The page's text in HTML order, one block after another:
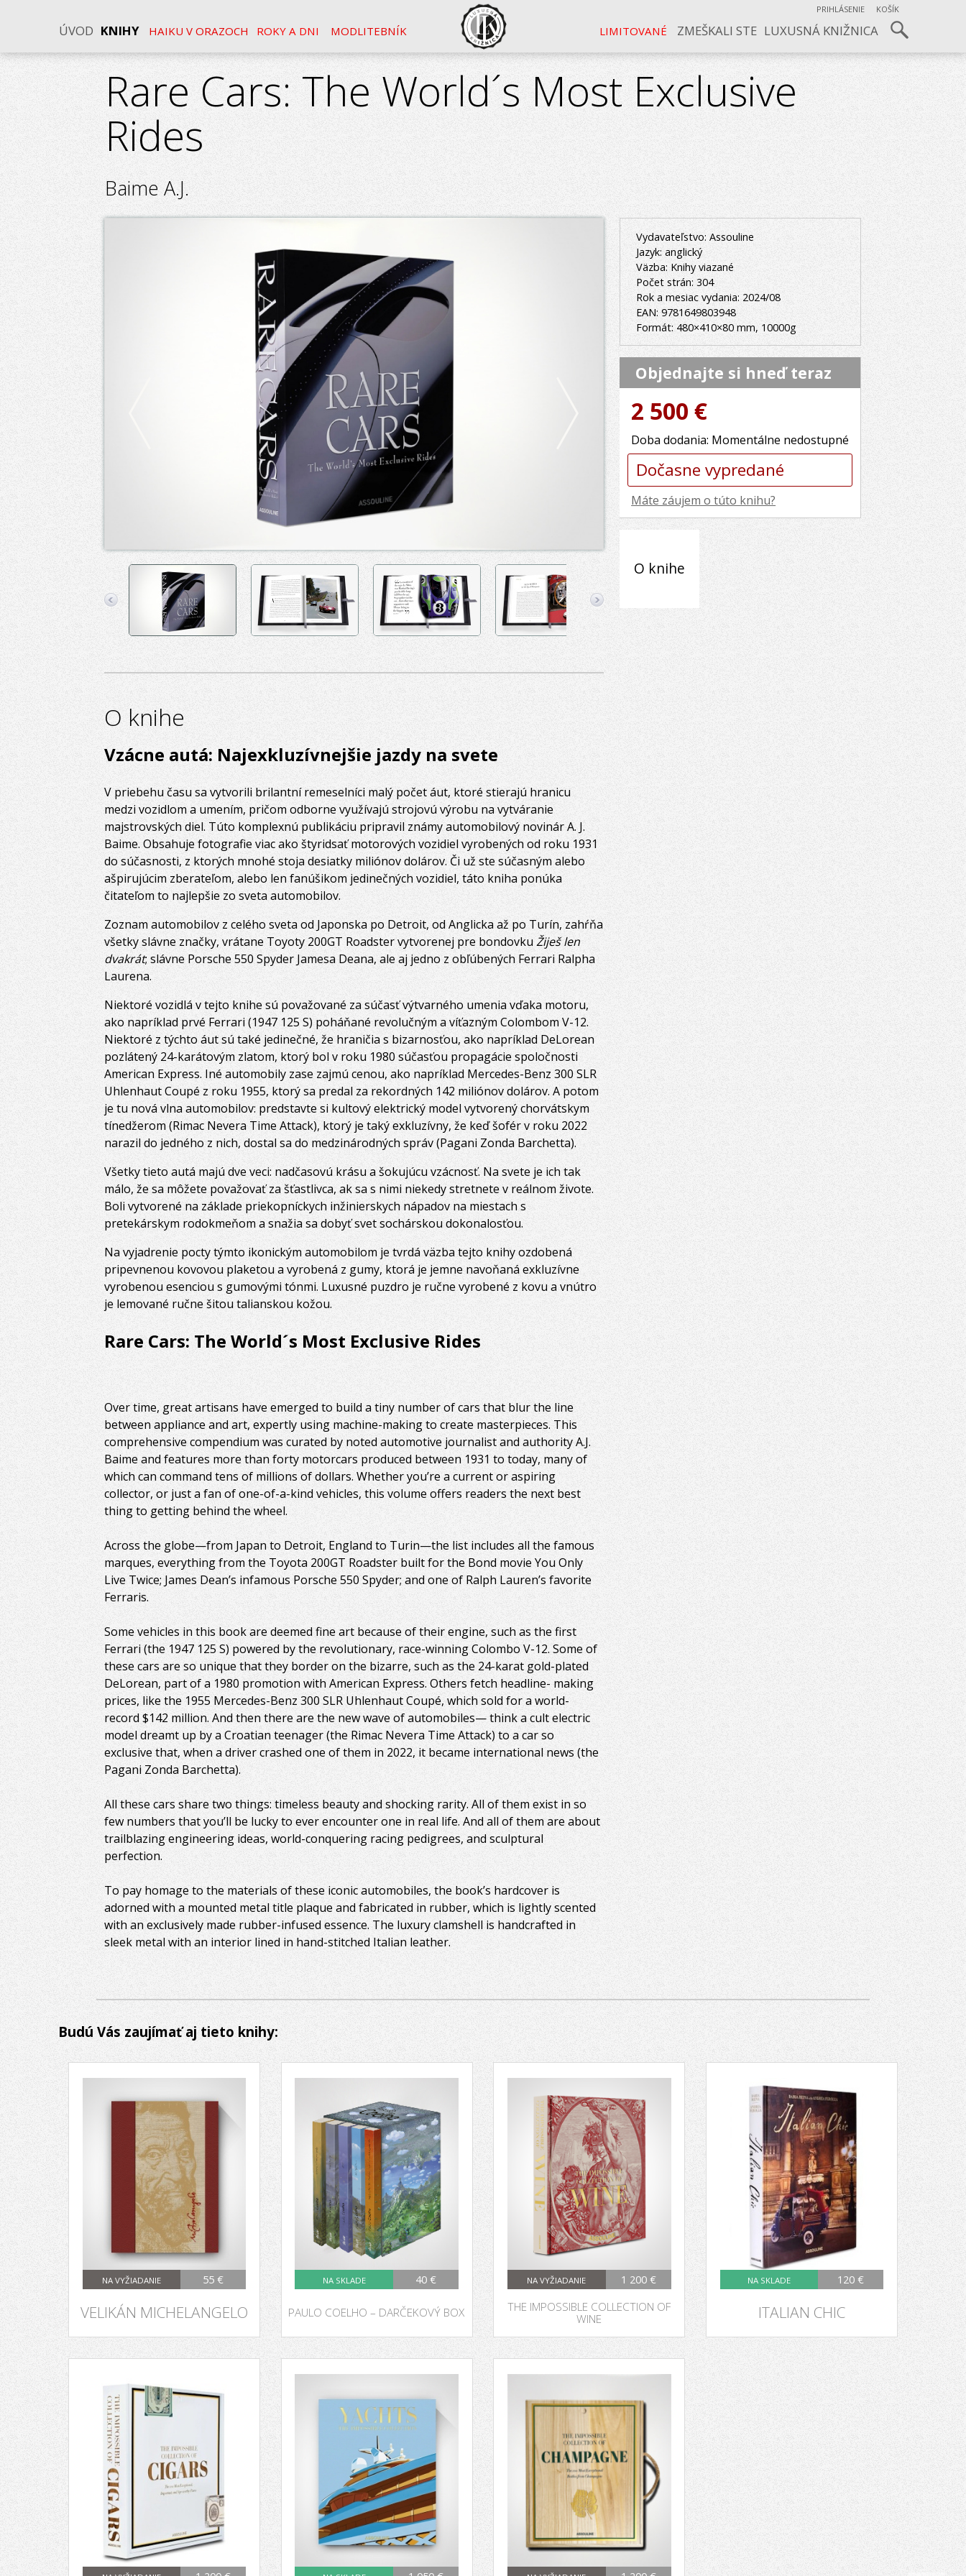
KOŠÍK
PRIHLÁSENIE
ÚVOD KNIHY HAIKU V ORAZOCH ROKY A DNI MODLITEBNÍK LUXUSNÁ KNIŽNICA
ZMEŠKALI STE
LIMITOVANÉ
Rare Cars: The World´s Most Exclusive
Rides
Baime A.J.
Vydavateľstvo: Assouline
Jazyk: anglický
Väzba: Knihy viazané
Počet strán: 304
Rok a mesiac vydania: 2024/08
EAN: 9781649803948
Formát: 480×410×80 mm, 10000g
Objednajte si hneď teraz
2 500 €
Doba dodania: Momentálne nedostupné
Dočasne vypredané
Máte záujem o túto knihu?
O knihe
O knihe
Vzácne autá: Najexkluzívnejšie jazdy na svete
V priebehu času sa vytvorili brilantní remeselníci malý počet áut, ktoré stierajú hranicu
medzi vozidlom a umením, pričom odborne využívajú strojovú výrobu na vytváranie
majstrovských diel. Túto komplexnú publikáciu pripravil známy automobilový novinár A. J.
Baime. Obsahuje fotografie viac ako štyridsať motorových vozidiel vyrobených od roku 1931
do súčasnosti, z ktorých mnohé stoja desiatky miliónov dolárov. Či už ste súčasným alebo
ašpirujúcim zberateľom, alebo len fanúšikom jedinečných vozidiel, táto kniha ponúka
čitateľom to najlepšie zo sveta automobilov.
Zoznam automobilov z celého sveta od Japonska po Detroit, od Anglicka až po Turín, zahŕňa
všetky slávne značky, vrátane Toyoty 200GT Roadster vytvorenej pre bondovkuŽiješ len
dvakrát; slávne Porsche 550 Spyder Jamesa Deana, ale aj jedno z obľúbených Ferrari Ralpha
Laurena.
Niektoré vozidlá v tejto knihe sú považované za súčasť výtvarného umenia vďaka motoru,
ako napríklad prvé Ferrari (1947 125 S) poháňané revolučným a víťazným Colombom V-12.
Niektoré z týchto áut sú také jedinečné, že hraničia s bizarnosťou, ako napríklad DeLorean
pozlátený 24-karátovým zlatom, ktorý bol v roku 1980 súčasťou propagácie spoločnosti
American Express. Iné automobily zase zajmú cenou, ako napríklad Mercedes-Benz 300 SLR
Uhlenhaut Coupé z roku 1955, ktorý sa predal za rekordných 142 miliónov dolárov. A potom
je tu nová vlna automobilov: predstavte si kultový elektrický model vytvorený chorvátskym
tínedžerom (Rimac Nevera Time Attack), ktorý je taký exkluzívny, že keď šofér v roku 2022
narazil do jedného z nich, dostal sa do medzinárodných správ (Pagani Zonda Barchetta).
Všetky tieto autá majú dve veci: nadčasovú krásu a šokujúcu vzácnosť. Na svete je ich tak
málo, že sa môžete považovať za šťastlivca, ak sa s nimi niekedy stretnete v reálnom živote.
Boli vytvorené na základe priekopníckych inžinierskych nápadov na miestach s
pretekárskym rodokmeňom a snažia sa dobyť svet sochárskou dokonalosťou.
Na vyjadrenie pocty týmto ikonickým automobilom je tvrdá väzba tejto knihy ozdobená
pripevnenou kovovou plaketou a vyrobená z gumy, ktorá je jemne navoňaná exkluzívne
vyrobenou esenciou s gumovými tónmi. Luxusné puzdro je ručne vyrobené z kovu a vnútro
je lemované ručne šitou talianskou kožou.
Rare Cars: The World´s Most Exclusive Rides
Over time, great artisans have emerged to build a tiny number of cars that blur the line
between appliance and art, expertly using machine-making to create masterpieces. This
comprehensive compendium was curated by noted automotive journalist and authority A.J.
Baime and features more than forty motorcars produced between 1931 to today, many of
which can command tens of millions of dollars. Whether you’re a current or aspiring
collector, or just a fan of one-of-a-kind vehicles, this volume offers readers the next best
thing to getting behind the wheel.
Across the globe—from Japan to Detroit, England to Turin—the list includes all the famous
marques, everything from the Toyota 200GT Roadster built for the Bond movie You Only
Live Twice; James Dean’s infamous Porsche 550 Spyder; and one of Ralph Lauren’s favorite
Ferraris.
Some vehicles in this book are deemed fine art because of their engine, such as the first
Ferrari (the 1947 125 S) powered by the revolutionary, race-winning Colombo V-12. Some of
these cars are so unique that they border on the bizarre, such as the 24-karat gold-plated
DeLorean, part of a 1980 promotion with American Express. Others fetch headline- making
prices, like the 1955 Mercedes-Benz 300 SLR Uhlenhaut Coupé, which sold for a world-
record $142 million. And then there are the new wave of automobiles— think a cult electric
model dreamt up by a Croatian teenager (the Rimac Nevera Time Attack) to a car so
exclusive that, when a driver crashed one of them in 2022, it became international news (the
Pagani Zonda Barchetta).
All these cars share two things: timeless beauty and shocking rarity. All of them exist in so
few numbers that you’ll be lucky to ever encounter one in real life. And all of them are about
trailblazing engineering ideas, world-conquering racing pedigrees, and sculptural
perfection.
To pay homage to the materials of these iconic automobiles, the book’s hardcover is
adorned with a mounted metal title plaque and fabricated in rubber, which is lightly scented
with an exclusively made rubber-infused essence. The luxury clamshell is handcrafted in
sleek metal with an interior lined in hand-stitched Italian leather.
Budú Vás zaujímať aj tieto knihy:
NA VYŽIADANIE 55 €
VELIKÁN MICHELANGELO
NA SKLADE 40 €
PAULO COELHO – DARČEKOVÝ BOX
NA VYŽIADANIE 1 200 €
THE IMPOSSIBLE COLLECTION OF
WINE
NA SKLADE 120 €
ITALIAN CHIC